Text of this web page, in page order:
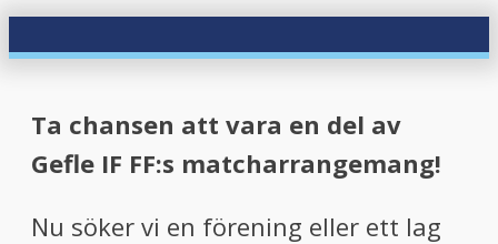
Ta chansen att vara en del av
Gefle IF FF:s matcharrangemang!
Nu söker vi en förening eller ett lag